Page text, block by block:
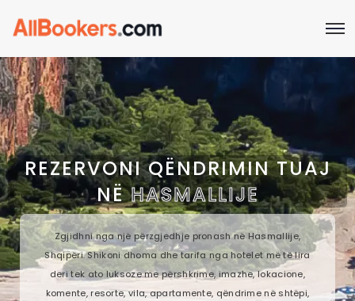
REZERVONI QËNDRIMIN TUAJ
NËHASMALLIJE
Zgjidhni nga një përzgjedhje pronash në Hasmallije,
Shqipëri. Shikoni dhoma dhe tarifa nga hotelet më të lira
deri tek ato luksoze me përshkrime, imazhe, lokacione,
komente, resorte, vila, apartamente, qëndrime në shtëpi,